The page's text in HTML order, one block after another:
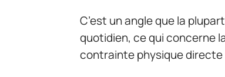
C’est un angle que la
quotidien, ce qui concerne
contrainte physique directe